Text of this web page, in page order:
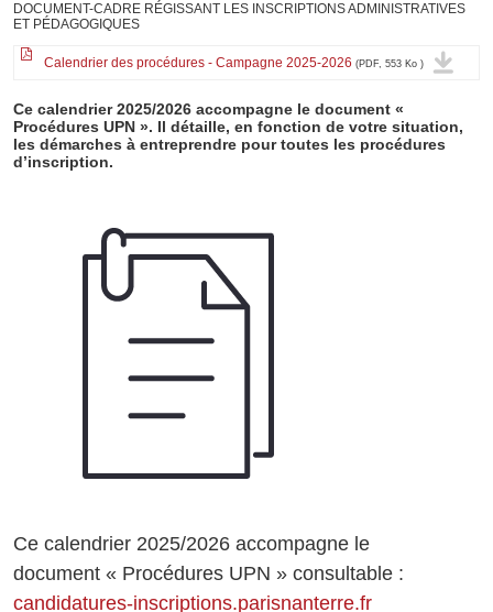
DOCUMENT-CADRE RÉGISSANT LES INSCRIPTIONS ADMINISTRATIVES
ET PÉDAGOGIQUES
Calendrier des procédures - Campagne 2025-2026 (PDF, 553 Ko )
Ce calendrier 2025/2026 accompagne le document «
Procédures UPN ». Il détaille, en fonction de votre situation,
les démarches à entreprendre pour toutes les procédures
d’inscription.
Ce calendrier 2025/2026 accompagne le
document « Procédures UPN » consultable :
candidatures-inscriptions.parisnanterre.fr